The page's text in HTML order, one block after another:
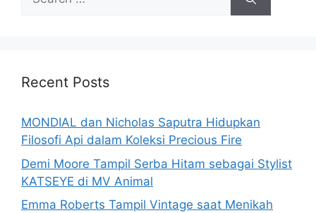
for:
Recent Posts
MONDIAL dan Nicholas Saputra Hidupkan
Filosofi Api dalam Koleksi Precious Fire
Demi Moore Tampil Serba Hitam sebagai Stylist
KATSEYE di MV Animal
Emma Roberts Tampil Vintage saat Menikah